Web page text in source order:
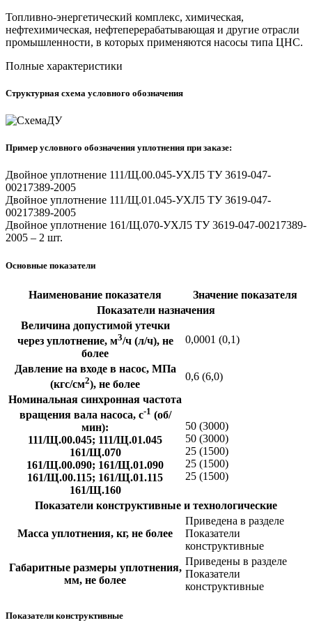
Топливно-энергетический комплекс, химическая,
нефтехимическая, нефтеперерабатывающая и другие отрасли
промышленности, в которых применяются насосы типа ЦНС.
Полные характеристики
Структурная схема условного обозначения
Пример условного обозначения уплотнения при заказе:
Двойное уплотнение 111/Щ.00.045-УХЛ5 ТУ 3619-047-
00217389-2005
Двойное уплотнение 111/Щ.01.045-УХЛ5 ТУ 3619-047-
00217389-2005
Двойное уплотнение 161/Щ.070-УХЛ5 ТУ 3619-047-00217389-
2005 – 2 шт.
Основные показатели
Наименование показателя
Значение показателя
Показатели назначения
Величина допустимой утечки
через уплотнение, м3/ч (л/ч), не
более
0,0001 (0,1)
Давление на входе в насос, МПа
(кгс/см2), не более
0,6 (6,0)
Номинальная синхронная частота
вращения вала насоса, с-1 (об/
мин):
111/Щ.00.045; 111/Щ.01.045
161/Щ.070
161/Щ.00.090; 161/Щ.01.090
161/Щ.00.115; 161/Щ.01.115
161/Щ.160
50 (3000)
50 (3000)
25 (1500)
25 (1500)
25 (1500)
Показатели конструктивные и технологические
Масса уплотнения, кг, не более
Приведена в разделе
Показатели
конструктивные
Габаритные размеры уплотнения,
мм, не более
Приведены в разделе
Показатели
конструктивные
Показатели конструктивные